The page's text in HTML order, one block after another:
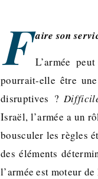
F aire son
L’armée
pourrait-elle être
disruptives ?
Israël, l’armée a un
bousculer les règles
des éléments
l’armée est moteur